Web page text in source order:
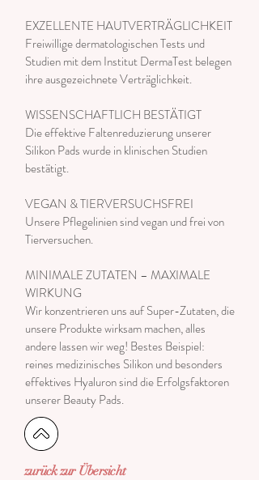
EXZELLENTE HAUTVERTRÄGLICHKEIT
Freiwillige dermatologischen Tests und
Studien mit dem Institut DermaTest belegen
ihre ausgezeichnete Verträglichkeit.
WISSENSCHAFTLICH BESTÄTIGT
Die effektive Faltenreduzierung unserer
Silikon Pads wurde in klinischen Studien
bestätigt.
VEGAN & TIERVERSUCHSFREI
Unsere Pflegelinien sind vegan und frei von
Tierversuchen.
MINIMALE ZUTATEN – MAXIMALE
WIRKUNG
Wir konzentrieren uns auf Super-Zutaten, die
unsere Produkte wirksam machen, alles
andere lassen wir weg! Bestes Beispiel:
reines medizinisches Silikon und besonders
effektives Hyaluron sind die Erfolgsfaktoren
unserer Beauty Pads.
zurück zur Übersicht